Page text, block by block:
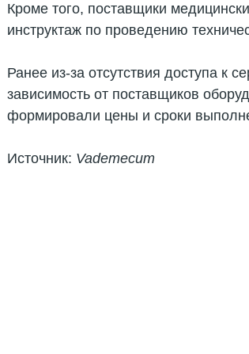
Кроме того, поставщики
инструктаж по проведению
Ранее из-за отсутствия доступа к
зависимость от поставщиков
формировали цены и сроки
Источник: Vademecum